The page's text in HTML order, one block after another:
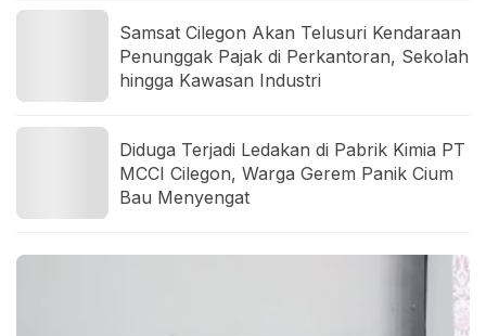
Samsat Cilegon Akan Telusuri Kendaraan
Penunggak Pajak di Perkantoran, Sekolah
hingga Kawasan Industri
Diduga Terjadi Ledakan di Pabrik Kimia PT
MCCI Cilegon, Warga Gerem Panik Cium
Bau Menyengat